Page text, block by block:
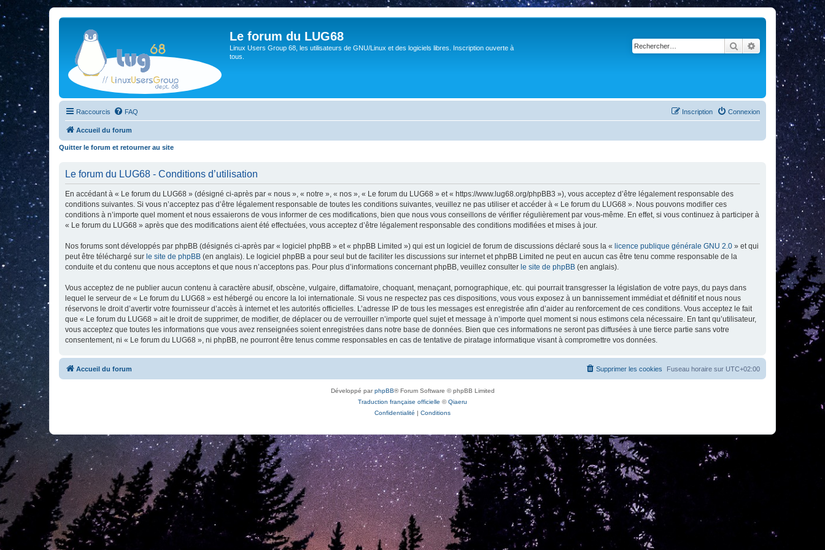
Le forum du LUG68
Linux Users Group 68, les utilisateurs de GNU/Linux et des logiciels libres. Inscription ouverte à
tous.
RechercherRecherche
Raccourcis FAQ Connexion
Inscription
Accueil du forum
Quitter le forum et retourner au site
Le forum du LUG68 - Conditions d’utilisation
En accédant à « Le forum du LUG68 » (désigné ci-après par « nous », « notre », « nos », « Le forum du LUG68 » et « https://www.lug68.org/phpBB3 »), vous acceptez d’être légalement responsable des
conditions suivantes. Si vous n’acceptez pas d’être légalement responsable de toutes les conditions suivantes, veuillez ne pas utiliser et accéder à « Le forum du LUG68 ». Nous pouvons modifier ces
conditions à n’importe quel moment et nous essaierons de vous informer de ces modifications, bien que nous vous conseillons de vérifier régulièrement par vous-même. En effet, si vous continuez à participer à
« Le forum du LUG68 » après que des modifications aient été effectuées, vous acceptez d’être légalement responsable des conditions modifiées et mises à jour.
Nos forums sont développés par phpBB (désignés ci-après par « logiciel phpBB » et « phpBB Limited ») qui est un logiciel de forum de discussions déclaré sous la « licence publique générale GNU 2.0 » et qui
peut être téléchargé sur le site de phpBB (en anglais). Le logiciel phpBB a pour seul but de faciliter les discussions sur internet et phpBB Limited ne peut en aucun cas être tenu comme responsable de la
conduite et du contenu que nous acceptons et que nous n’acceptons pas. Pour plus d’informations concernant phpBB, veuillez consulter le site de phpBB (en anglais).
Vous acceptez de ne publier aucun contenu à caractère abusif, obscène, vulgaire, diffamatoire, choquant, menaçant, pornographique, etc. qui pourrait transgresser la législation de votre pays, du pays dans
lequel le serveur de « Le forum du LUG68 » est hébergé ou encore la loi internationale. Si vous ne respectez pas ces dispositions, vous vous exposez à un bannissement immédiat et définitif et nous nous
réservons le droit d’avertir votre fournisseur d’accès à internet et les autorités officielles. L’adresse IP de tous les messages est enregistrée afin d’aider au renforcement de ces conditions. Vous acceptez le fait
que « Le forum du LUG68 » ait le droit de supprimer, de modifier, de déplacer ou de verrouiller n’importe quel sujet et message à n’importe quel moment si nous estimons cela nécessaire. En tant qu’utilisateur,
vous acceptez que toutes les informations que vous avez renseignées soient enregistrées dans notre base de données. Bien que ces informations ne seront pas diffusées à une tierce partie sans votre
consentement, ni « Le forum du LUG68 », ni phpBB, ne pourront être tenus comme responsables en cas de tentative de piratage informatique visant à compromettre vos données.
Accueil du forum Fuseau horaire sur UTC+02:00
Supprimer les cookies
Développé parphpBB® Forum Software © phpBB Limited
Traduction française officielle ©Qiaeru
Confidentialité | Conditions